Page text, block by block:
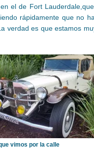
el de Fort
rápidamente que no
verdad es que estamos
vimos por la calle